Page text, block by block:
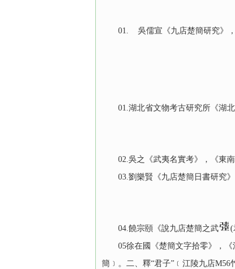
01. 吳儒宣《九店楚簡研究》，國
01.湖北省文物考古研究所《湖北
02.吳之《武夷名實考》，《東南
03.劉樂賢《九店楚簡日書研究》
04.饒宗頤《說九店楚簡之武
(
05徐在國《楚簡文字拾零》，《江
簡﹞。二、釋“君子”﹝江陵九店M56